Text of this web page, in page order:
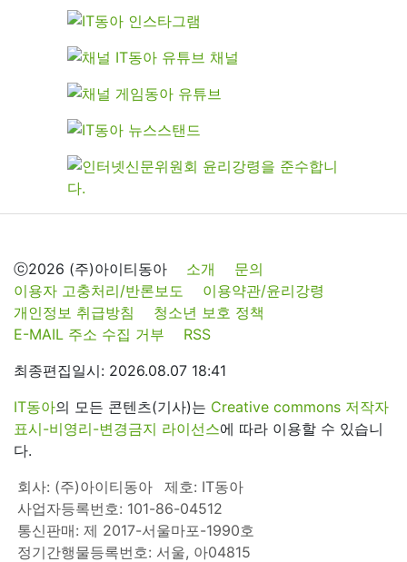
ⓒ2026 (주)아이티동아 소개
문의
이용자 고충처리/반론보도
이용약관/윤리강령
개인정보 취급방침
청소년 보호 정책
E-MAIL 주소 수집 거부
RSS
최종편집일시: 2026.08.07 18:41
IT동아의 모든 콘텐츠(기사)는 Creative commons 저작자
표시-비영리-변경금지 라이선스에 따라 이용할 수 있습니
다.
회사: (주)아이티동아
제호: IT동아
사업자등록번호: 101-86-04512
통신판매: 제 2017-서울마포-1990호
정기간행물등록번호: 서울, 아04815